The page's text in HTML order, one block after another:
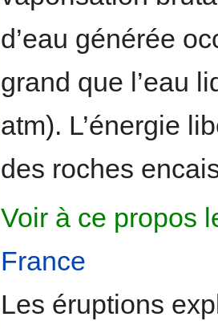
d’eau générée
grand que l’eau
atm). L’énergie
des roches
Voir à ce propos
France
Les éruptions